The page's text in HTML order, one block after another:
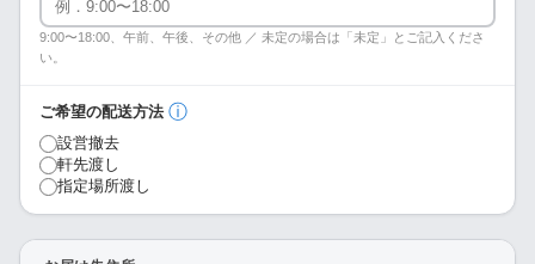
9:00〜18:00、午前、午後、その他 ／ 未定の場合は「未定」とご記入くださ
い。
ご希望の配送方法 ⓘ
設営撤去
軒先渡し
指定場所渡し